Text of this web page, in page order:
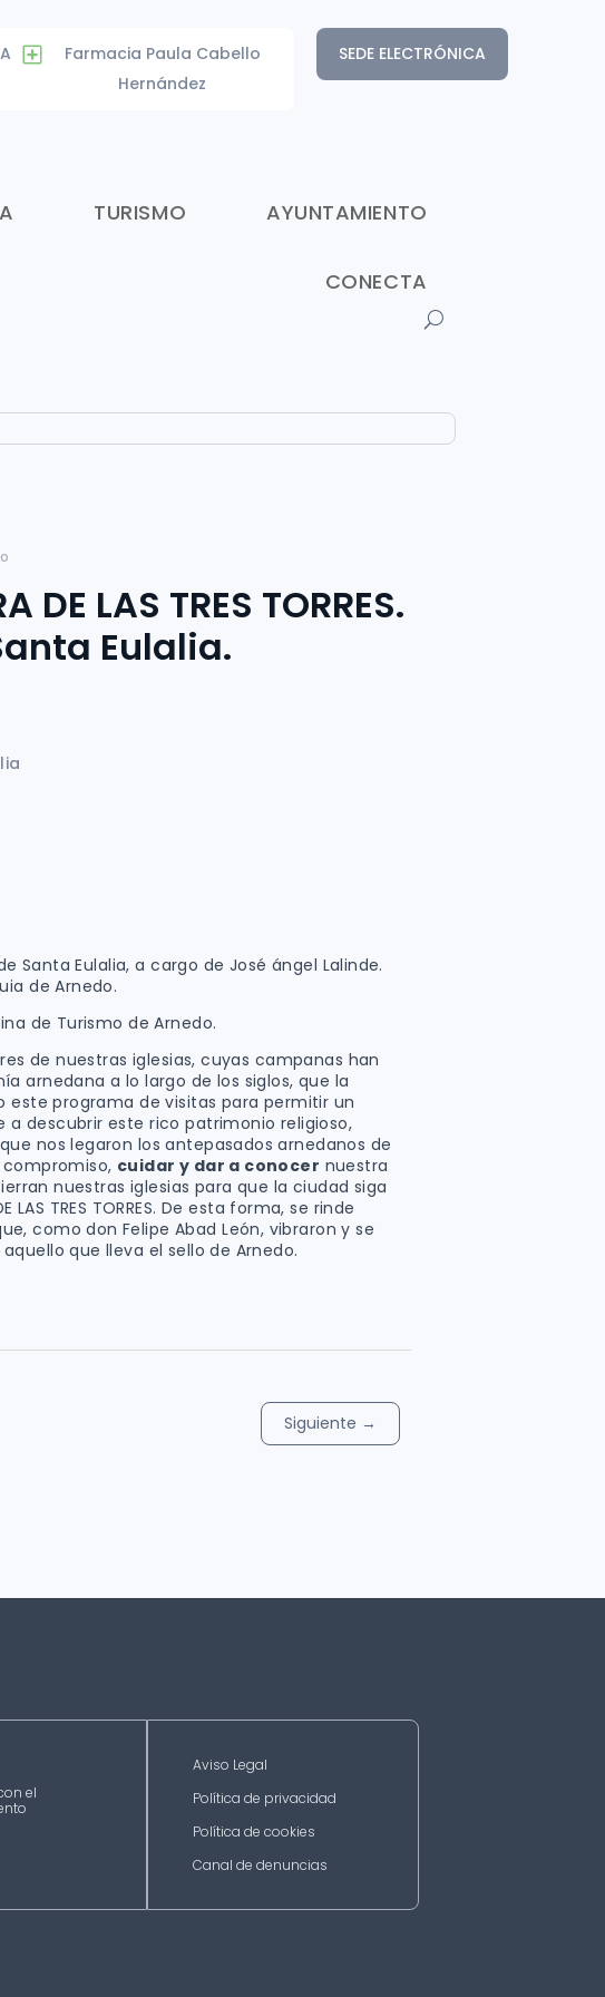
SEDE ELECTRÓNICA
Farmacia Paula Cabello
Hernández
TURISMO AYUNTAMIENTO
CONECTA
DE LAS TRES TORRES.
Eulalia.
Santa Eulalia, a cargo de José ángel Lalinde.
de Arnedo.
de Turismo de Arnedo.
de nuestras iglesias, cuyas campanas han
arnedana a lo largo de los siglos, que la
este programa de visitas para permitir un
descubrir este rico patrimonio religioso,
nos legaron los antepasados arnedanos de
compromiso, cuidar y dar a conocer nuestra
nuestras iglesias para que la ciudad siga
LAS TRES TORRES. De esta forma, se rinde
como don Felipe Abad León, vibraron y se
que lleva el sello de Arnedo.
Siguiente →
el
Aviso Legal
Política de privacidad
Política de cookies
Canal de denuncias